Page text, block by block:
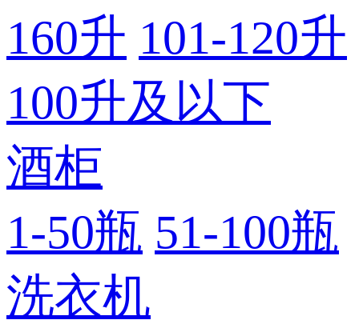
160升 101-120升
100升及以下
酒柜
1-50瓶 51-100瓶
洗衣机